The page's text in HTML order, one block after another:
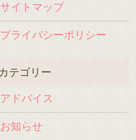
サイトマップ
プライバシーポリシー
アドバイス
お知らせ